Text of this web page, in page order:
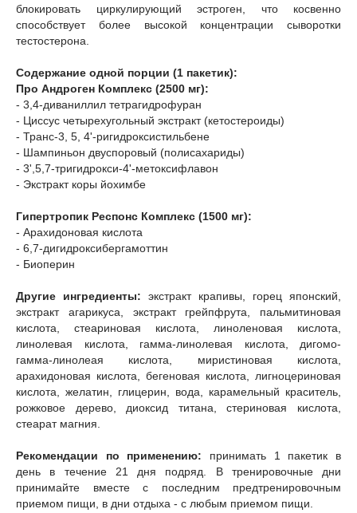
блокировать циркулирующий эстроген, что косвенно
способствует более высокой концентрации сыворотки
тестостерона.
Содержание одной порции (1 пакетик):
Про Андроген Комплекс (2500 мг):
- 3,4-диваниллил тетрагидрофуран
- Циссус четырехугольный экстракт (кетостероиды)
- Транс-3, 5, 4'-ригидроксистильбене
- Шампиньон двуспоровый (полисахариды)
- 3',5,7-тригидрокси-4'-метоксифлавон
- Экстракт коры йохимбе
Гипертропик Респонс Комплекс (1500 мг):
- Арахидоновая кислота
- 6,7-дигидроксибергамоттин
- Биоперин
Другие ингредиенты: экстракт крапивы, горец японский,
экстракт агарикуса, экстракт грейпфрута, пальмитиновая
кислота, стеариновая кислота, линоленовая кислота,
линолевая кислота, гамма-линолевая кислота, дигомо-
гамма-линолеая кислота, миристиновая кислота,
арахидоновая кислота, бегеновая кислота, лигноцериновая
кислота, желатин, глицерин, вода, карамельный краситель,
рожковое дерево, диоксид титана, стериновая кислота,
стеарат магния.
Рекомендации по применению: принимать 1 пакетик в
день в течение 21 дня подряд. В тренировочные дни
принимайте вместе с последним предтренировочным
приемом пищи, в дни отдыха - с любым приемом пищи.